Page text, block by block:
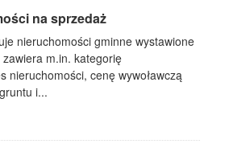
na sprzedaż
nieruchomości gminne wystawione
m.in. kategorię
nieruchomości, cenę wywoławczą
i...